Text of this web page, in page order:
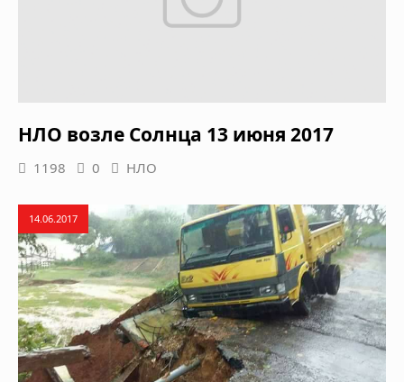
НЛО возле Солнца 13 июня 2017
1198 0 НЛО
14.06.2017